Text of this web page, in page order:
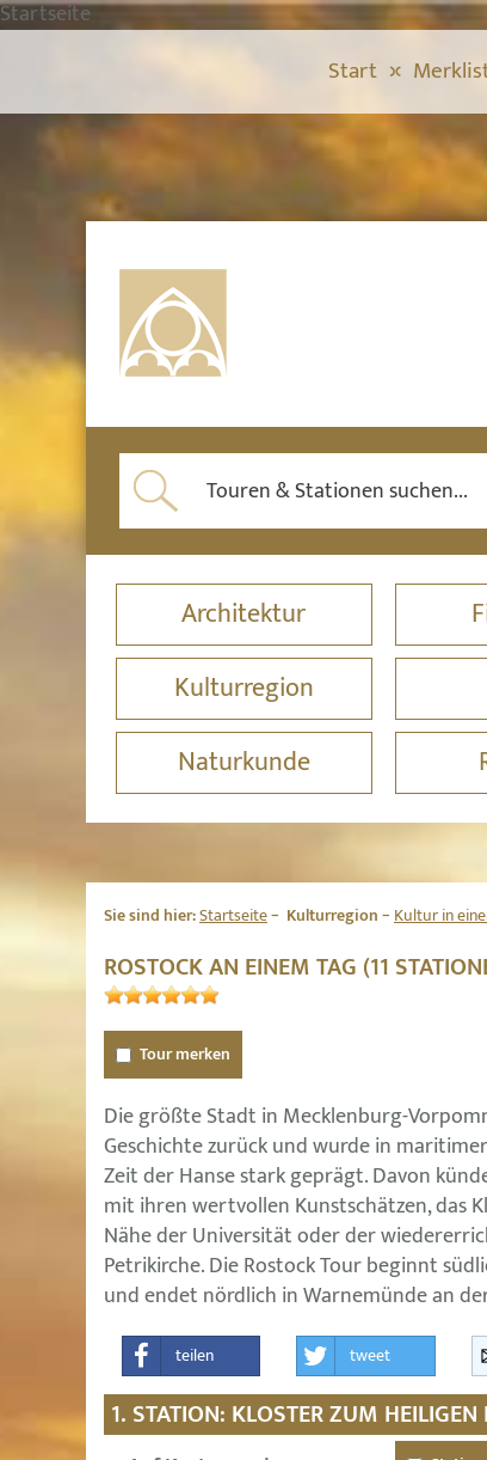
Startseite
Start
Architektur
Kulturregion
Naturkunde
Sie sind hier:Startseite Kulturregion Kultur in
ROSTOCK AN EINEM TAG (11
Tour merken
Die größte Stadt in Mecklenburg-
Geschichte zurück und wurde in
Zeit der Hanse stark geprägt. Davon
mit ihren wertvollen Kunstschätzen, das
Nähe der Universität oder der
Petrikirche. Die Rostock Tour beginnt
und endet nördlich in Warnemünde an
teilen tweet
1. STATION: KLOSTER ZUM